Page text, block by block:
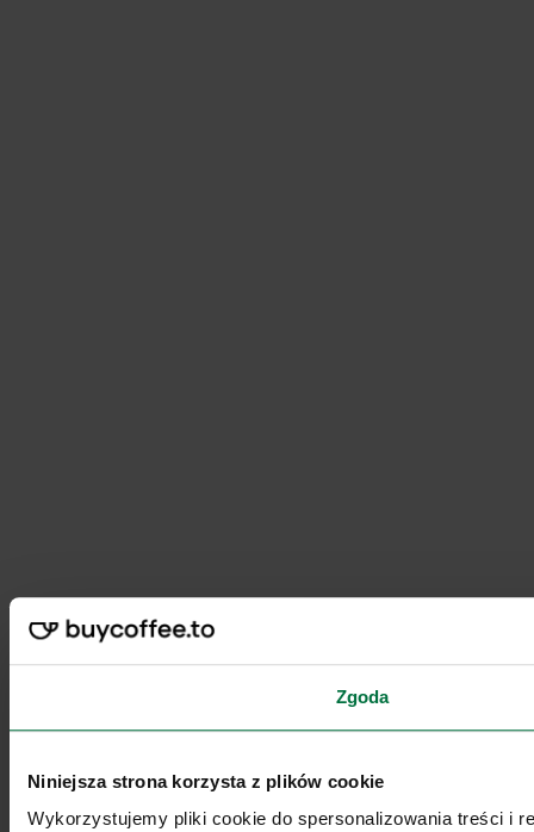
Zgoda
Niniejsza strona korzysta z plików cookie
Wykorzystujemy pliki cookie do spersonalizowania treści i